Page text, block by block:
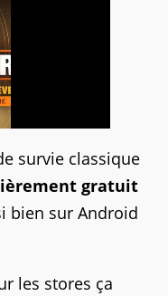
survie classique
gratuit
bien sur Android
les stores ça